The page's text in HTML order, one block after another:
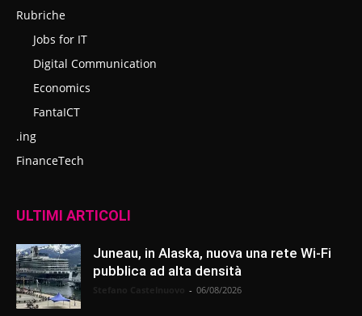
Rubriche
Jobs for IT
Digital Communication
Economics
FantaICT
.ing
FinanceTech
ULTIMI ARTICOLI
Juneau, in Alaska, nuova una rete Wi-Fi
pubblica ad alta densità
- 06/08/2026